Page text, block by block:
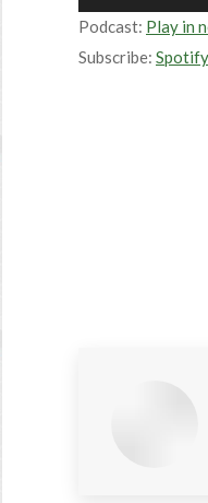
Player
Podcast: Play in
Subscribe: Spotify